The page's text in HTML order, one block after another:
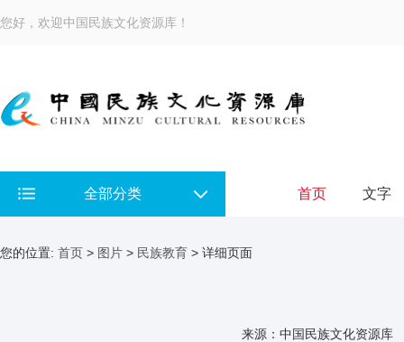
您好，欢迎中国民族文化资源库！
全部分类 首页 文字
您的位置: 首页 > 图片 > 民族教育 > 详细页面
来源：中国民族文化资源库